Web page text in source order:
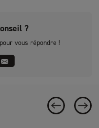
?
vous répondre !